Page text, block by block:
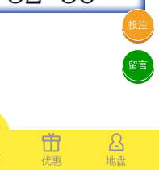
优惠 地盘
投注
留言